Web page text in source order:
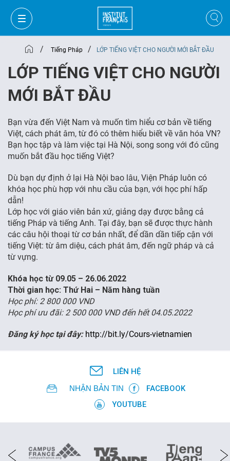
GIỎ HÀNG ĐĂNG NHẬP
VI
FR
/ Tiếng Pháp / LỚP TIẾNG VIỆT CHO NGƯỜI MỚI BẮT ĐẦU
LỚP TIẾNG VIỆT CHO NGƯỜI
MỚI BẮT ĐẦU
Bạn vừa đến Việt Nam và muốn tìm hiểu cơ bản về tiếng
Việt, cách phát âm, từ đó có thêm hiểu biết về văn hóa VN?
Bạn học tập và làm việc tại Hà Nội, song song với đó cũng
muốn bắt đầu học tiếng Việt?
Dù bạn dự định ở lại Hà Nội bao lâu, Viện Pháp luôn có
khóa học phù hợp với nhu cầu của bạn, với học phí hấp
dẫn!
Lớp học với giáo viên bản xứ, giảng dạy được bằng cả
tiếng Pháp và tiếng Anh. Tại đây, bạn sẽ được thực hành
các câu hội thoại từ cơ bản nhất, để dần dần tiếp cận với
tiếng Việt: từ âm diệu, cách phát âm, đến ngữ pháp và cả
từ vựng.
Khóa học từ 09.05 – 26.06.2022
Thời gian học: Thứ Hai – Năm hàng tuần
Học phí: 2 800 000 VND
Học phí ưu đãi: 2 500 000 VND đến hết 04.05.2022
Đăng ký học tại đây: http://bit.ly/Cours-vietnamien
LIÊN HỆ
NHẬN BẢN TIN
FACEBOOK
YOUTUBE